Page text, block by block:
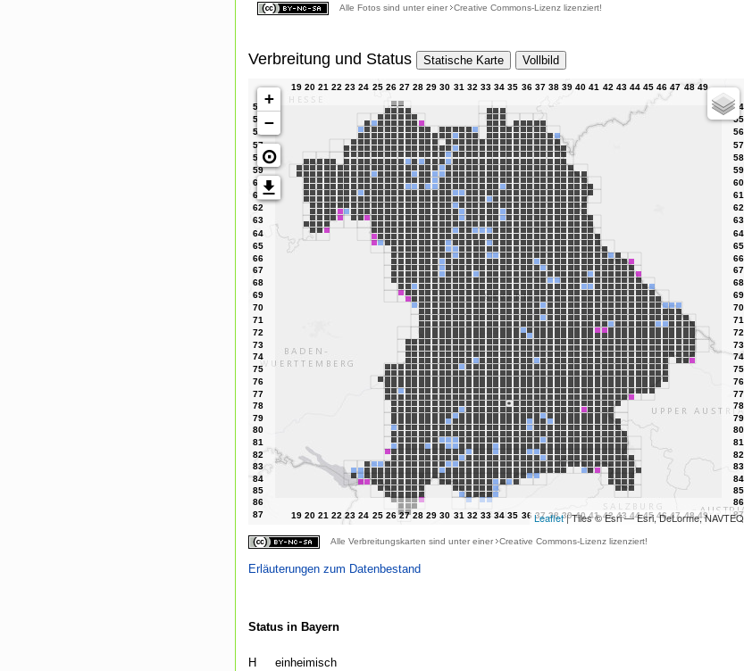
Alle Fotos sind unter einer Creative Commons-Lizenz lizenziert!
Verbreitung und Status Statische Karte Vollbild
+
−
⊙
Leaflet| Tiles © Esri — Esri, DeLorme, NAVTEQ
Alle Verbreitungskarten sind unter einer Creative Commons-Lizenz lizenziert!
Erläuterungen zum Datenbestand
Status in Bayern
H einheimisch